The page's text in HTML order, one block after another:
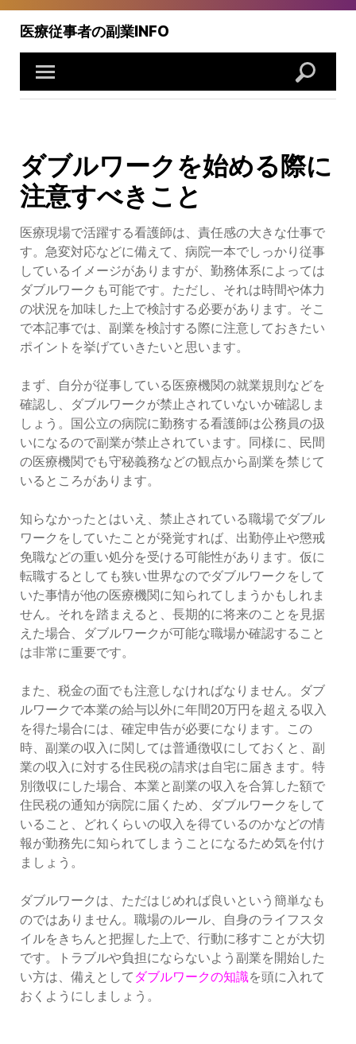
Skip
医療従事者の副業INFO
ダブルワークを始める際に
注意すべきこと
医療現場で活躍する看護師は、責任感の大きな仕事で
す。急変対応などに備えて、病院一本でしっかり従事
しているイメージがありますが、勤務体系によっては
ダブルワークも可能です。ただし、それは時間や体力
の状況を加味した上で検討する必要があります。そこ
で本記事では、副業を検討する際に注意しておきたい
ポイントを挙げていきたいと思います。
まず、自分が従事している医療機関の就業規則などを
確認し、ダブルワークが禁止されていないか確認しま
しょう。国公立の病院に勤務する看護師は公務員の扱
いになるので副業が禁止されています。同様に、民間
の医療機関でも守秘義務などの観点から副業を禁じて
いるところがあります。
知らなかったとはいえ、禁止されている職場でダブル
ワークをしていたことが発覚すれば、出勤停止や懲戒
免職などの重い処分を受ける可能性があります。仮に
転職するとしても狭い世界なのでダブルワークをして
いた事情が他の医療機関に知られてしまうかもしれま
せん。それを踏まえると、長期的に将来のことを見据
えた場合、ダブルワークが可能な職場か確認すること
は非常に重要です。
また、税金の面でも注意しなければなりません。ダブ
ルワークで本業の給与以外に年間20万円を超える収入
を得た場合には、確定申告が必要になります。この
時、副業の収入に関しては普通徴収にしておくと、副
業の収入に対する住民税の請求は自宅に届きます。特
別徴収にした場合、本業と副業の収入を合算した額で
住民税の通知が病院に届くため、ダブルワークをして
いること、どれくらいの収入を得ているのかなどの情
報が勤務先に知られてしまうことになるため気を付け
ましょう。
ダブルワークは、ただはじめれば良いという簡単なも
のではありません。職場のルール、自身のライフスタ
イルをきちんと把握した上で、行動に移すことが大切
です。トラブルや負担にならないよう副業を開始した
い方は、備えとして ダブルワークの知識を頭に入れて
おくようにしましょう。